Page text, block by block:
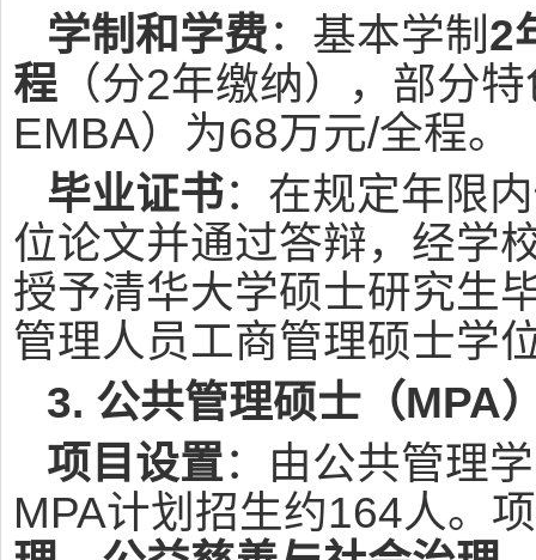
学制和学费：基本学制 2
程 （分2年缴纳），部分
EMBA）为68万元/全程。
毕业证书：在规定年限
位论文并通过答辩，经学
授予清华大学硕士研究生
管理人员工商管理硕士学
3. 公共管理硕士（MPA
项目设置：由公共管理
MPA计划招生约164人。